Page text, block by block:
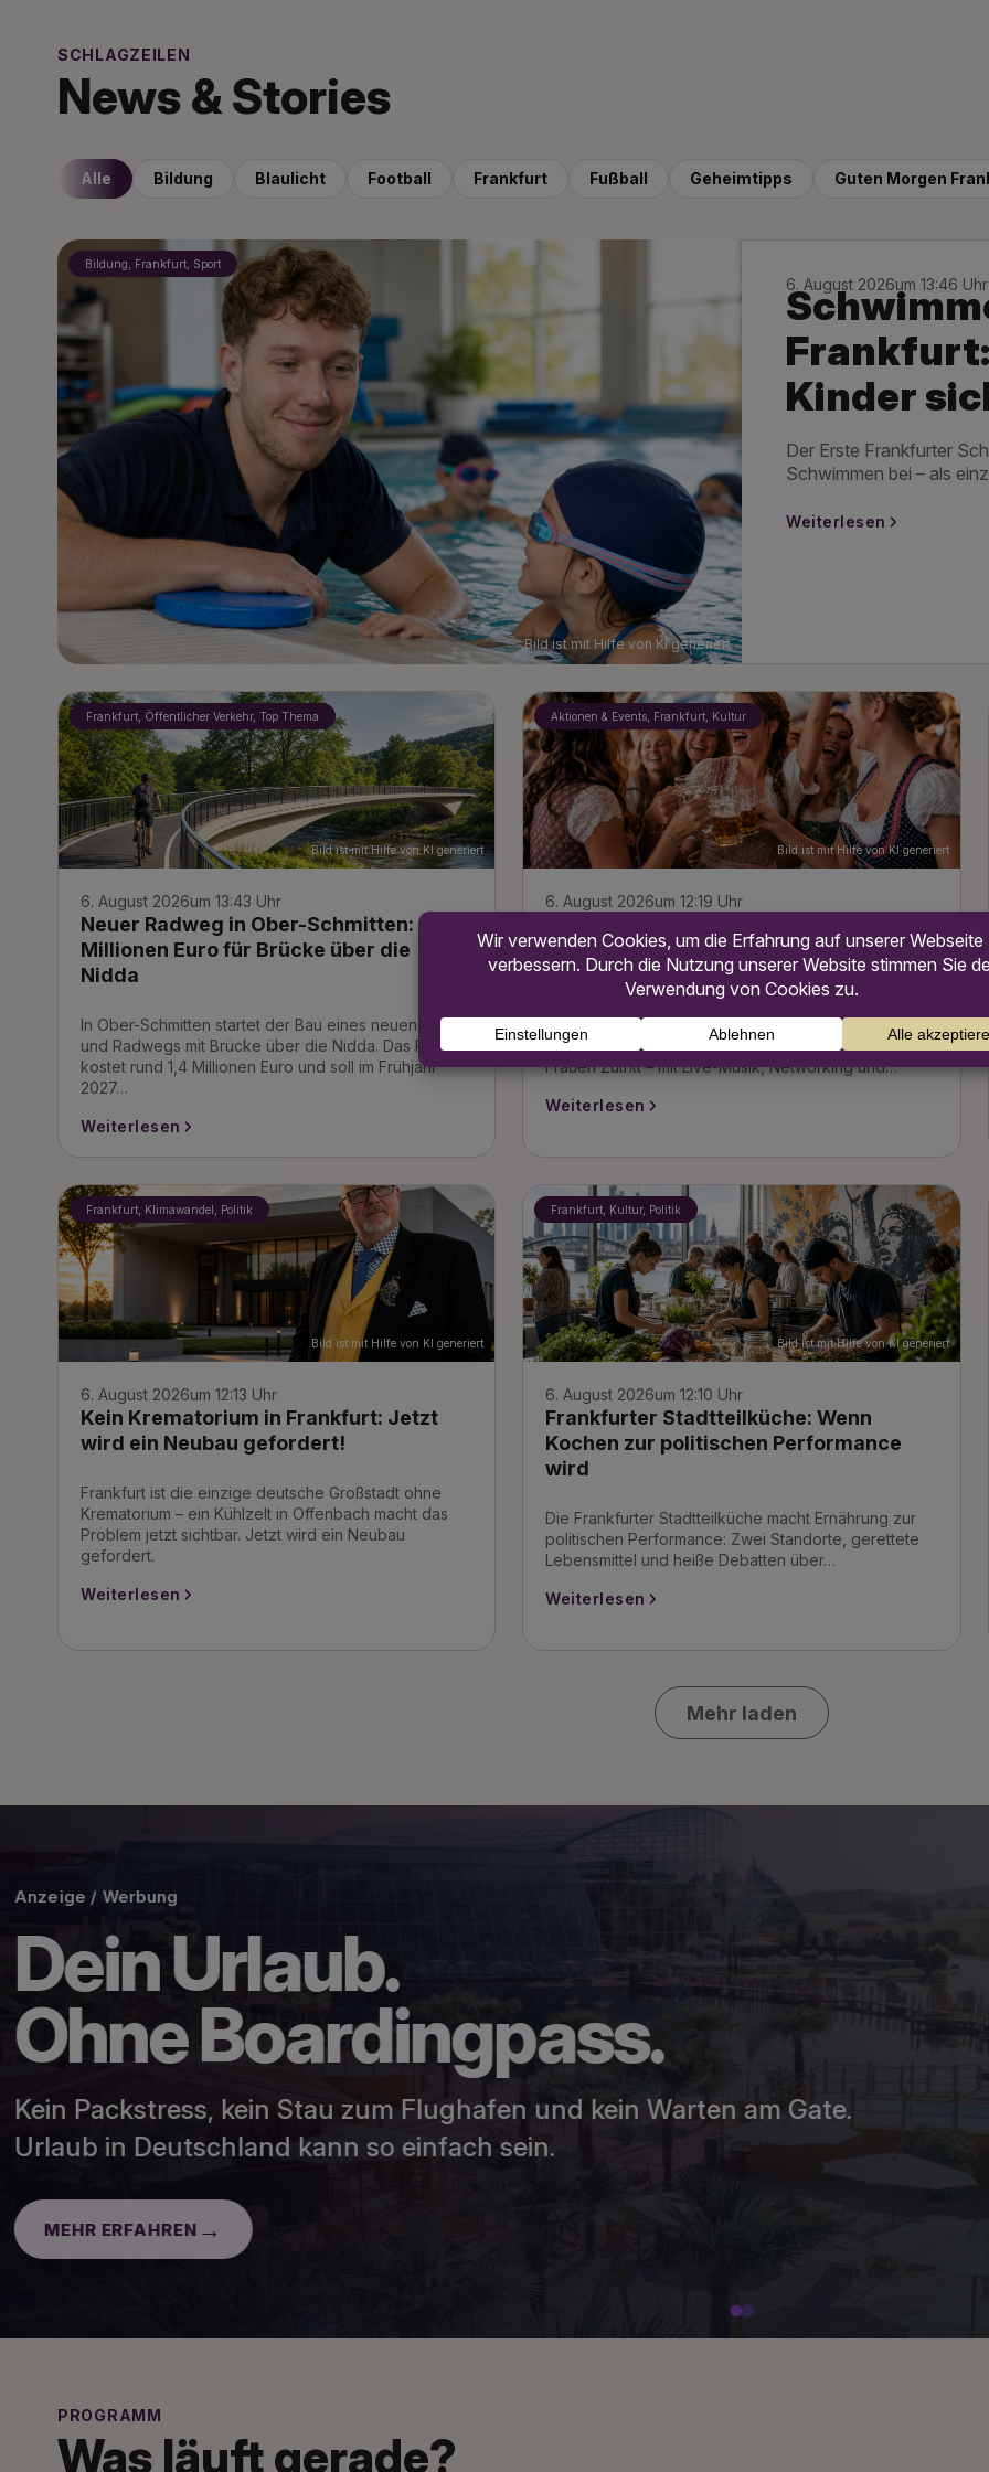
SCHLAGZEILEN
News & Stories
Alle Bildung Blaulicht Football Frankfurt Fußball Geheimtipps Guten Morgen
Bildung, Frankfurt, Sport
Bild ist mit Hilfe von KI generiert
6. August 2026um 13:46 Uhr
Frankfurt:
Kinder
Der Erste Frankfurter
Schwimmen bei – als
Weiterlesen
Frankfurt, Öffentlicher Verkehr, Top Thema
Bild ist mit Hilfe von KI generiert
6. August 2026um 13:43 Uhr
Neuer Radweg in Ober-Schmitten: 1,4
Millionen Euro für Brücke über die
Nidda
In Ober-Schmitten startet der Bau eines neuen Fuß-
und Radwegs mit Brücke über die Nidda. Das Projekt
kostet rund 1,4 Millionen Euro und soll im Frühjahr
2027…
Weiterlesen
Aktionen & Events, Frankfurt, Kultur
Bild ist mit Hilfe von KI generiert
6. August 2026um 12:19 Uhr
für Frauen beim Frankfurter
Oktoberfest
Beim Frankfurter Oktoberfest 2026 feiert die erste
Ladies Wiesn Premiere: Am 16. September haben nur
Frauen Zutritt – mit Live-Musik, Networking und…
Weiterlesen
Frankfurt, Klimawandel, Politik
Bild ist mit Hilfe von KI generiert
6. August 2026um 12:13 Uhr
Kein Krematorium in Frankfurt: Jetzt
wird ein Neubau gefordert!
Frankfurt ist die einzige deutsche Großstadt ohne
Krematorium – ein Kühlzelt in Offenbach macht das
Problem jetzt sichtbar. Jetzt wird ein Neubau
gefordert.
Weiterlesen
Frankfurt, Kultur, Politik
Bild ist mit Hilfe von KI generiert
6. August 2026um 12:10 Uhr
Frankfurter Stadtteilküche: Wenn
Kochen zur politischen Performance
wird
Die Frankfurter Stadtteilküche macht Ernährung zur
politischen Performance: Zwei Standorte, gerettete
Lebensmittel und heiße Debatten über…
Weiterlesen
Mehr laden
EV-Förderung 2026 – Sie gehören zu den Ersten
Lassen Sie sich beim Autohaus Brass in Frankfurt-Rödelheim unverbindlich vormerken und erhalten Sie
Informationen zur EV-Förderung 2026.
Frankfurt Rödelheim|Autohaus Brass| Seat|Cupra |Kia| Opel|Brass Gruppe
PROGRAMM
Was läuft gerade?